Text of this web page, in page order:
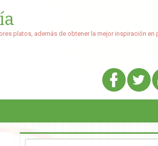
platos, además de obtener la mejor inspiración en